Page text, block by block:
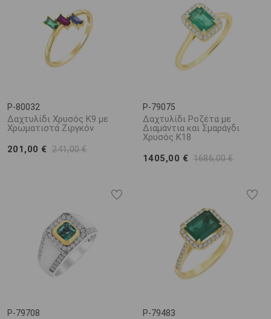
P-80032
Δαχτυλίδι Χρυσός K9 με
Χρωματιστά Ζιργκόν
201,00 € 241,00 €
P-79075
Δαχτυλίδι Ροζέτα με
Διαμάντια και Σμαράγδι
Χρυσός K18
1405,00 € 1686,00 €
P-79708 P-79483